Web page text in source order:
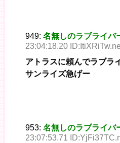
949: 名無しのラブライバ
23:04:18.20
アトラスに頼んでラブラ
サンライズ急げー
953: 名無しのラブライバ
23:07:53.71